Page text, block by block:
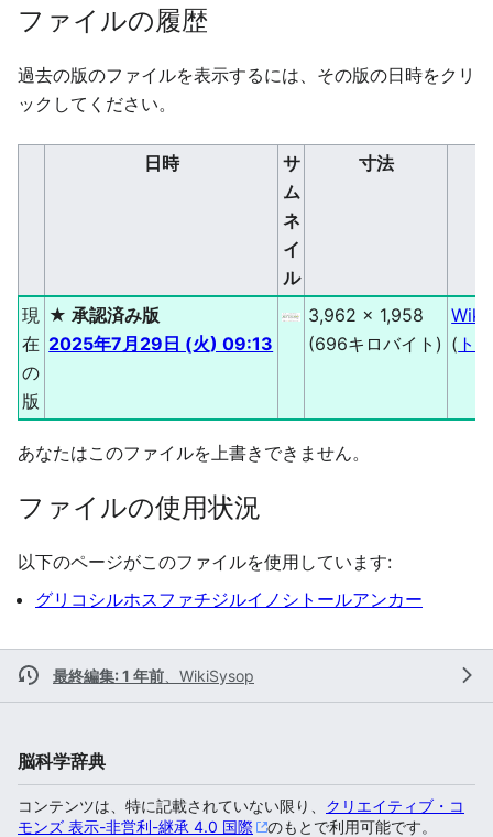
ファイルの履歴
過去の版のファイルを表示するには、その版の日時をクリ
ックしてください。
日時
サ
ム
ネ
イ
ル
寸法
現
在
の
版
★ 承認済み版
2025年7月29日 (火) 09:13
3,962 × 1,958
(696キロバイト) ( ト
あなたはこのファイルを上書きできません。
ファイルの使用状況
以下のページがこのファイルを使用しています:
グリコシルホスファチジルイノシトールアンカー
最終編集: 1 年前 WikiSysop
脳科学辞典
コンテンツは、特に記載されていない限り、 クリエイティブ・コ
モンズ 表示-非営利-継承 4.0 国際
のもとで利用可能です。